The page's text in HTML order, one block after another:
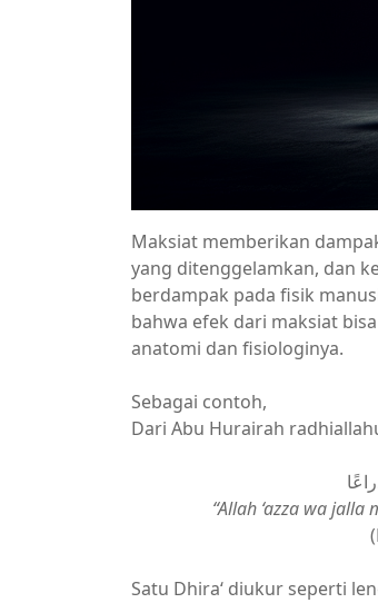
Maksiat memberikan
yang ditenggelamkan, dan
berdampak pada fisik
bahwa efek dari maksiat
anatomi dan fisiologinya.
Sebagai contoh,
Dari Abu Hurairah
“Allah ‘azza wa
Satu Dhira‘ diukur seperti